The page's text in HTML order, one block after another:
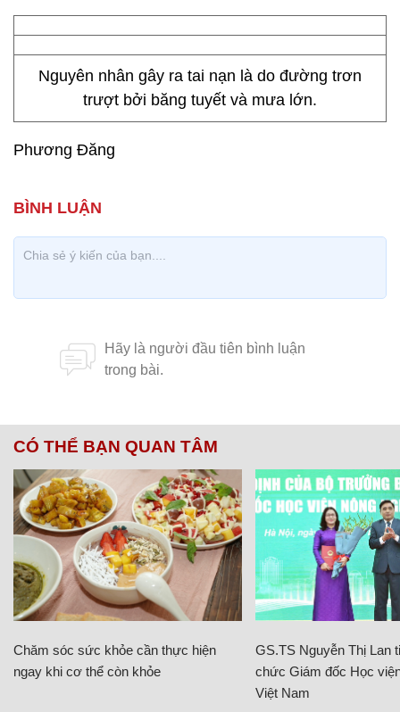
Nguyên nhân gây ra tai nạn là do đường trơn
trượt bởi băng tuyết và mưa lớn.
Phương Đăng
CÓ THỂ BẠN QUAN TÂM
Chăm sóc sức khỏe cần thực hiện
ngay khi cơ thể còn khỏe
GS.TS Nguyễn Thị Lan
chức Giám đốc Học
Việt Nam